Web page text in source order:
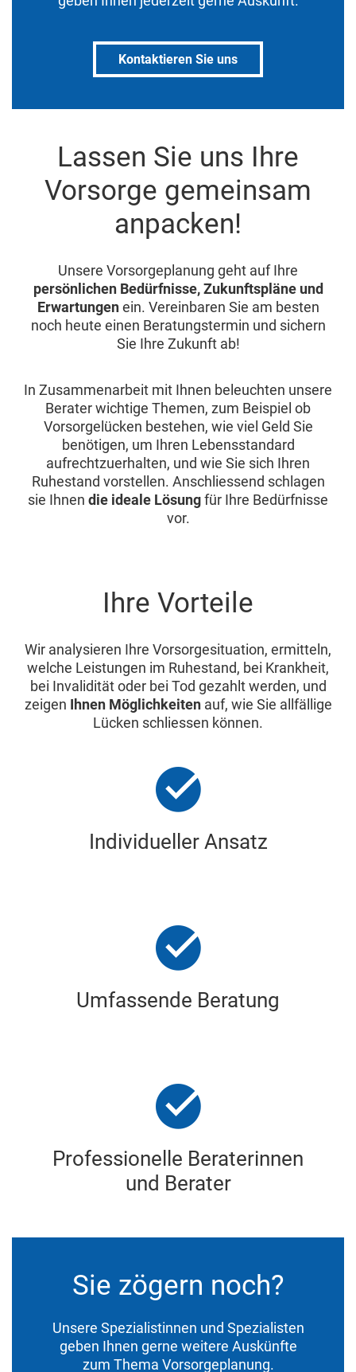
Kontaktieren Sie uns
Lassen Sie uns Ihre
Vorsorge gemeinsam
anpacken!
Unsere Vorsorgeplanung geht auf Ihre
persönlichen Bedürfnisse, Zukunftspläne und
Erwartungenein. Vereinbaren Sie am besten
noch heute einen Beratungstermin und sichern
Sie Ihre Zukunft ab!
In Zusammenarbeit mit Ihnen beleuchten unsere
Berater wichtige Themen, zum Beispiel ob
Vorsorgelücken bestehen, wie viel Geld Sie
benötigen, um Ihren Lebensstandard
aufrechtzuerhalten, und wie Sie sich Ihren
Ruhestand vorstellen. Anschliessend schlagen
sie Ihnen die ideale Lösungfür Ihre Bedürfnisse
vor.
Ihre Vorteile
Wir analysieren Ihre Vorsorgesituation, ermitteln,
welche Leistungen im Ruhestand, bei Krankheit,
bei Invalidität oder bei Tod gezahlt werden, und
zeigen Ihnen Möglichkeitenauf, wie Sie allfällige
Lücken schliessen können.
Individueller Ansatz
Umfassende Beratung
Professionelle Beraterinnen
und Berater
Sie zögern noch?
Unsere Spezialistinnen und Spezialisten
geben Ihnen gerne weitere Auskünfte
zum Thema Vorsorgeplanung.